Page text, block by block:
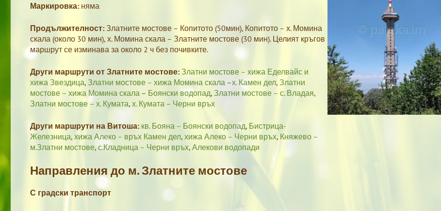
Маркировка: няма
Продължителност: Златните мостове – Копитото (50мин), Копитото – х. Момина
скала (около 30 мин), х. Момина скала – Златните мостове (30 мин). Целият кръгов
маршрут се изминава за около 2 ч без почивките.
Други маршрути от Златните мостове: Златни мостове – хижа Еделвайс и
хижа Звездица, Златни мостове – хижа Момина скала –х. Камен дел, Златни
мостове – хижа Момина скала – Боянски водопад, Златни мостове – с. Владая,
Златни мостове – х. Кумата, х. Кумата – Черни връх
Други маршрути на Витоша: кв. Бояна – Боянски водопад, Бистрица-
Железница, хижа Алеко – връх Камен дел, хижа Алеко – Черни връх, Княжево –
м.Златни мостове, с.Кладница – Черни връх, Алекови водопади
Направления до м. Златните мостове
С градски транспорт